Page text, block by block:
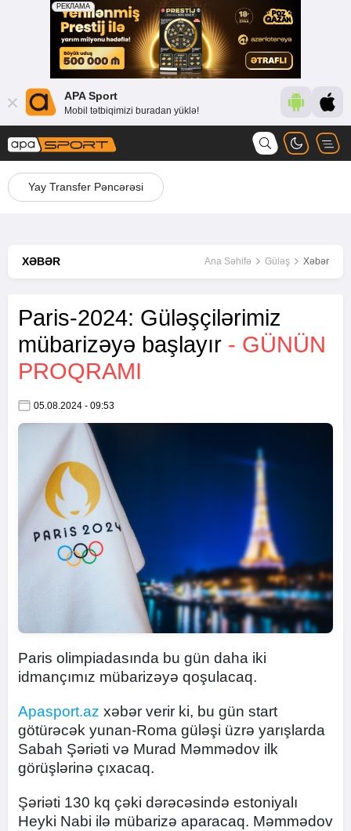
APA Sport
Mobil tətbiqimizi buradan yüklə!
Yay Transfer Pəncərəsi
XƏBƏR Ana Səhifə Güləş Xəbər
Paris-2024: Güləşçilərimiz
mübarizəyə başlayır - GÜNÜN
PROQRAMI
05.08.2024 - 09:53
Paris olimpiadasında bu gün daha iki
idmançımız mübarizəyə qoşulacaq.
Apasport.az xəbər verir ki, bu gün start
götürəcək yunan-Roma güləşi üzrə yarışlarda
Sabah Şəriəti və Murad Məmmədov ilk
görüşlərinə çıxacaq.
Şəriəti 130 kq çəki dərəcəsində estoniyalı
Heyki Nabi ilə mübarizə aparacaq. Məmmədov